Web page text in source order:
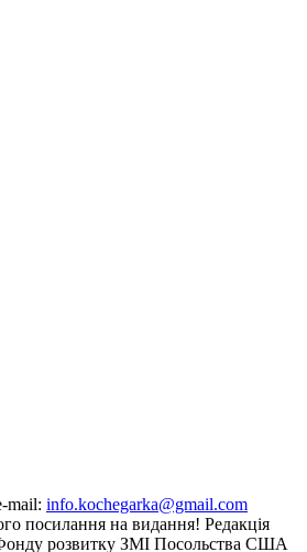
mail: info.kochegarka@gmail.com
посилання на видання! Редакція
Фонду розвитку ЗМІ Посольства США